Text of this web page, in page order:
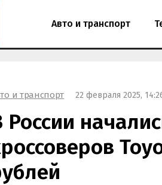
Авто и транспорт
и транспорт 22 февраля 2025,
России